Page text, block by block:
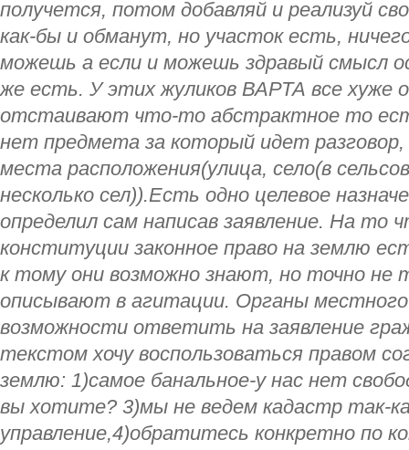
получется, потом добавляй и реализуй
как-бы и обманут, но участок есть,
можешь а если и можешь здравый смысл
же есть. У этих жуликов ВАРТА все хуже
отстаивают что-то абстрактное то
нет предмета за который идет
места расположения(улица, село(в
несколько сел)).Есть одно целевое
определил сам написав заявление. На то
конституции законное право на землю
к тому они возможно знают, но точно не
описывают в агитации. Органы
возможности ответить на заявление
текстом хочу воспользоваться правом
землю: 1)самое банальное-у нас нет
вы хотите? 3)мы не ведем кадастр так-
управление,4)обратитесь конкретно по